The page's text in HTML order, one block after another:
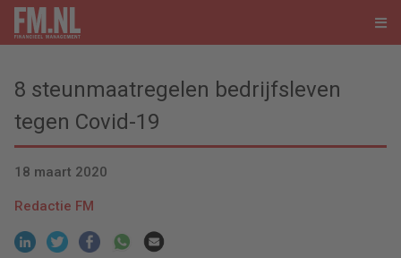
8 steunmaatregelen bedrijfsleven
tegen Covid-19
18 maart 2020
Redactie FM